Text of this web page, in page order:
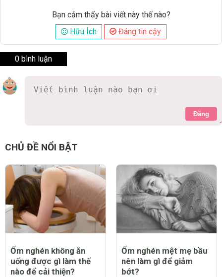
Bạn cảm thấy bài viết này thế nào?
Hữu Ích
Đáng tin cậy
0 bình luận
Đăng
CHỦ ĐỀ NỔI BẬT
Ốm nghén không ăn
uống được gì làm thế
nào để cải thiện?
Ốm nghén mệt mẹ bầu
nên làm gì để giảm
bớt?